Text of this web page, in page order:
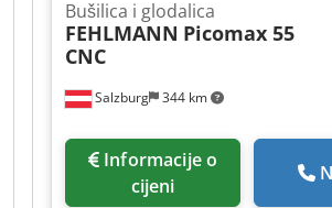
Salzburg 344 km
Bušilica i glodalica
FEHLMANN Picomax 55
CNC
Informacije o
cijeni